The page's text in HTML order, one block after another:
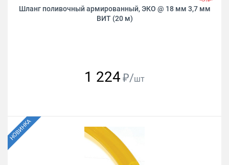
Шланг поливочный армированный, ЭКО @ 18 мм 3,7 мм
ВИТ (20 м)
1 224₽/шт